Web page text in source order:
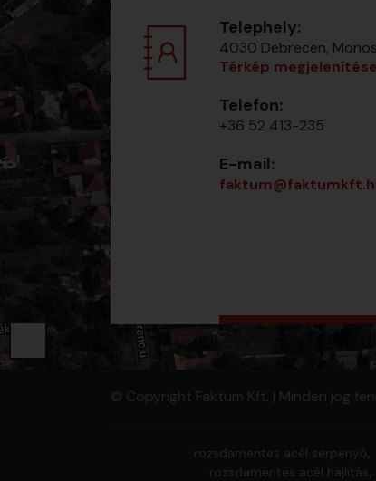
Telephely:
4030 Debrecen,
Térkép
Telefon:
+36 52 413-235
E-mail:
© Copyright Faktum Kft. | Minden jog
rozsdamentes acél serpenyő
rozsdamentes acél hajlítás